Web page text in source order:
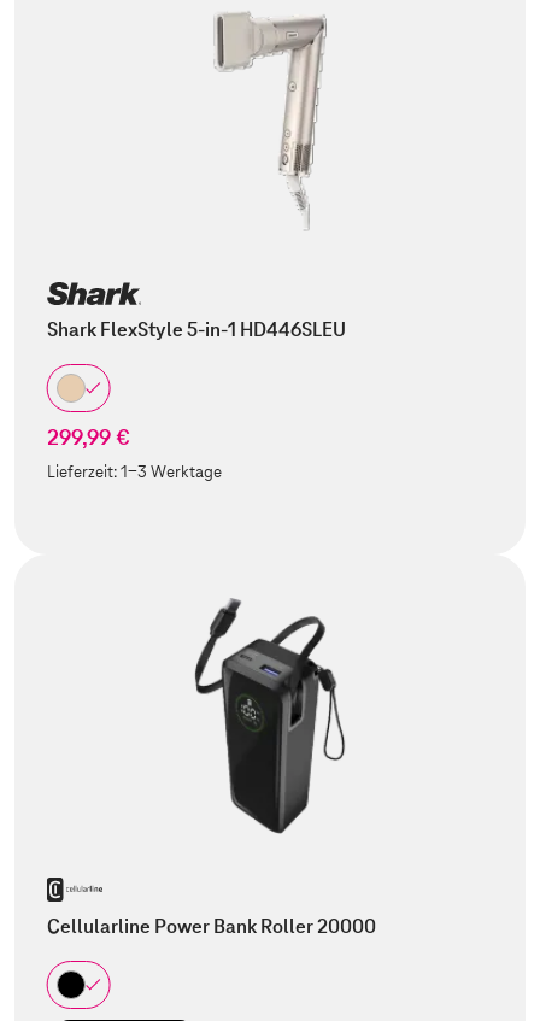
Shark FlexStyle 5-in-1 HD446SLEU
299,99 €
Lieferzeit:1-3 Werktage
Cellularline Power Bank Roller 20000